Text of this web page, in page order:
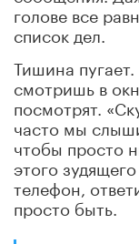
голове все
список дел.
Тишина
смотришь в
посмотрят.
часто мы
чтобы просто
этого
телефон,
просто быть.